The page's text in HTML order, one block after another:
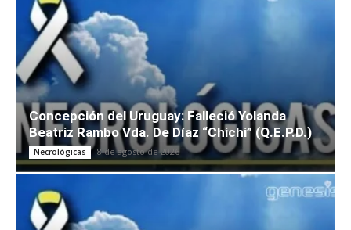
Concepción del Uruguay: Falleció Yolanda
Beatriz Rambo Vda. De Díaz “Chichi” (Q.E.P.D.)
Necrológicas 8 de agosto de 2026